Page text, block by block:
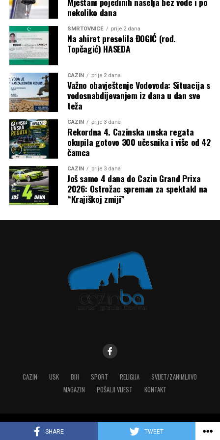
SHARE TWEET
Share Post
Share
Tweet Share
nekoliko dana
SMRTOVNICE prije 2 dana
Na ahiret preselila ĐOGIĆ (rođ.
Topčagić) HASEDA
CAZIN prije 2 dana
Važno obavještenje Vodovoda: Situacija s
vodosnabdijevanjem iz dana u dan sve
teža
CAZIN prije 3 dana
Rekordna 4. Cazinska unska regata
okupila gotovo 300 učesnika i više od 42
čamca
CAZIN prije 3 dana
Još samo 4 dana do Cazin Grand Prixa
2026: Ostrožac spreman za spektakl na
“Krajiškoj zmiji”
CAZIN USK BIH SPORT RELIGIJA
SVIJET/ZANIMLJIVO
MAGAZIN
POŠALJI VIJEST KONTAKT
Copyright © 2023 MediaONE